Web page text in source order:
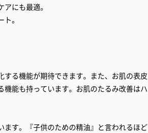
にも最適。
。
る機能が期待できます。また、お肌の表皮
能も持っています。お肌のたるみ改善はハ
す。『子供のための精油』と言われるほど